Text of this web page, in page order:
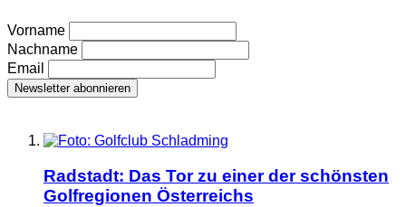
Vorname
Nachname
Email
Radstadt: Das Tor zu einer der schönsten
Golfregionen Österreichs